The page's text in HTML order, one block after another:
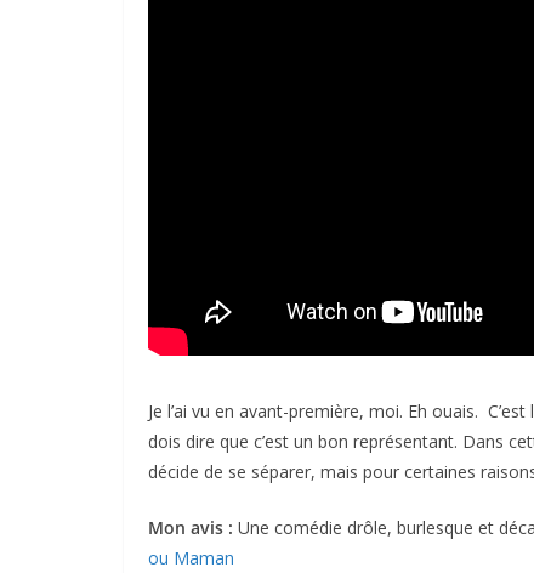
Je l’ai vu en avant-première, moi. Eh ouais.
dois dire que c’est un bon représentant. Dans
décide de se séparer, mais pour certaines
Mon avis : Une comédie drôle, burlesque et
ou Maman